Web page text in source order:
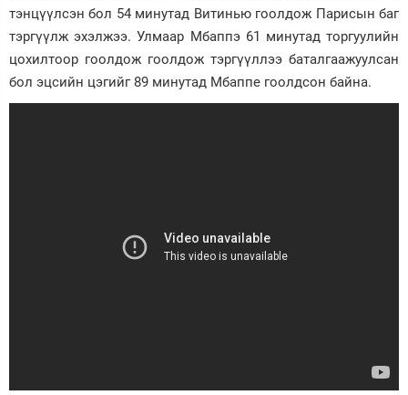
тэнцүүлсэн бол 54 минутад Витинью гоолдож Парисын баг
тэргүүлж эхэлжээ. Улмаар Мбаппэ 61 минутад торгуулийн
цохилтоор гоолдож гоолдож тэргүүллээ баталгаажуулсан
бол эцсийн цэгийг 89 минутад Мбаппе гоолдсон байна.